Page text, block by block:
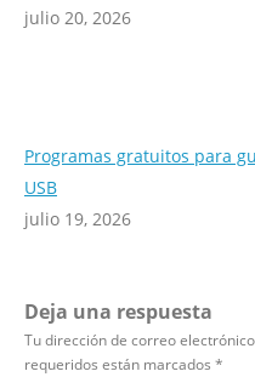
julio 20, 2026
Programas gratuitos para
USB
julio 19, 2026
Deja una respuesta
Tu dirección de correo
requeridos están marcados *